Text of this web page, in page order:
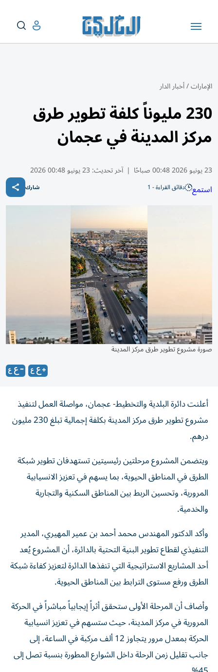
الإمارات/أخبار الدار
230 مليوناً كلفة تطوير طرق
مركز المدينة في عجمان
23 يونيو 2026 00:48 صباحًا | آخر تحديث: 23 يونيو 00:48 2026
استمع دقائق القراءة - 1 شارك
صورة مشروع تطوير طرق مركز المدينة
أعلنت دائرة البلدية والتخطيط- عجمان، مواصلة العمل لتنفيذ
مشروع تطوير طرق مركز المدينة بكلفة إجمالية تبلغ 230 مليون
درهم.
ويتضمن المشروع مرحلتين رئيسيتين تستهدفان تطوير شبكة
الطرق في المناطق الحيوية، بما يسهم في تعزيز الانسيابية
المرورية، وتحسين الربط بين المناطق السكنية والتجارية
والخدمية.
وأكد الدكتور المهندس محمد أحمد بن عمير المهيري، المدير
التنفيذي لقطاع تطوير البنية التحتية بالدائرة، أن المشروع يُعد
أحد المشاريع الاستراتيجية التي تنفذها الدائرة لتعزيز كفاءة شبكة
الطرق ورفع مستوى الترابط بين المناطق الحيوية.
وأضاف أن المرحلة الأولى ستحقق أثراً إيجابياً مباشراً في الحركة
المرورية في مركز المدينة، حيث ستسهم في تعزيز انسيابية
الحركة بمعدل مرور يتجاوز 12 ألف مركبة في الساعة، إلى
جانب تقليل زمن الرحلة داخل الشوارع المطورة بنسبة تصل إلى